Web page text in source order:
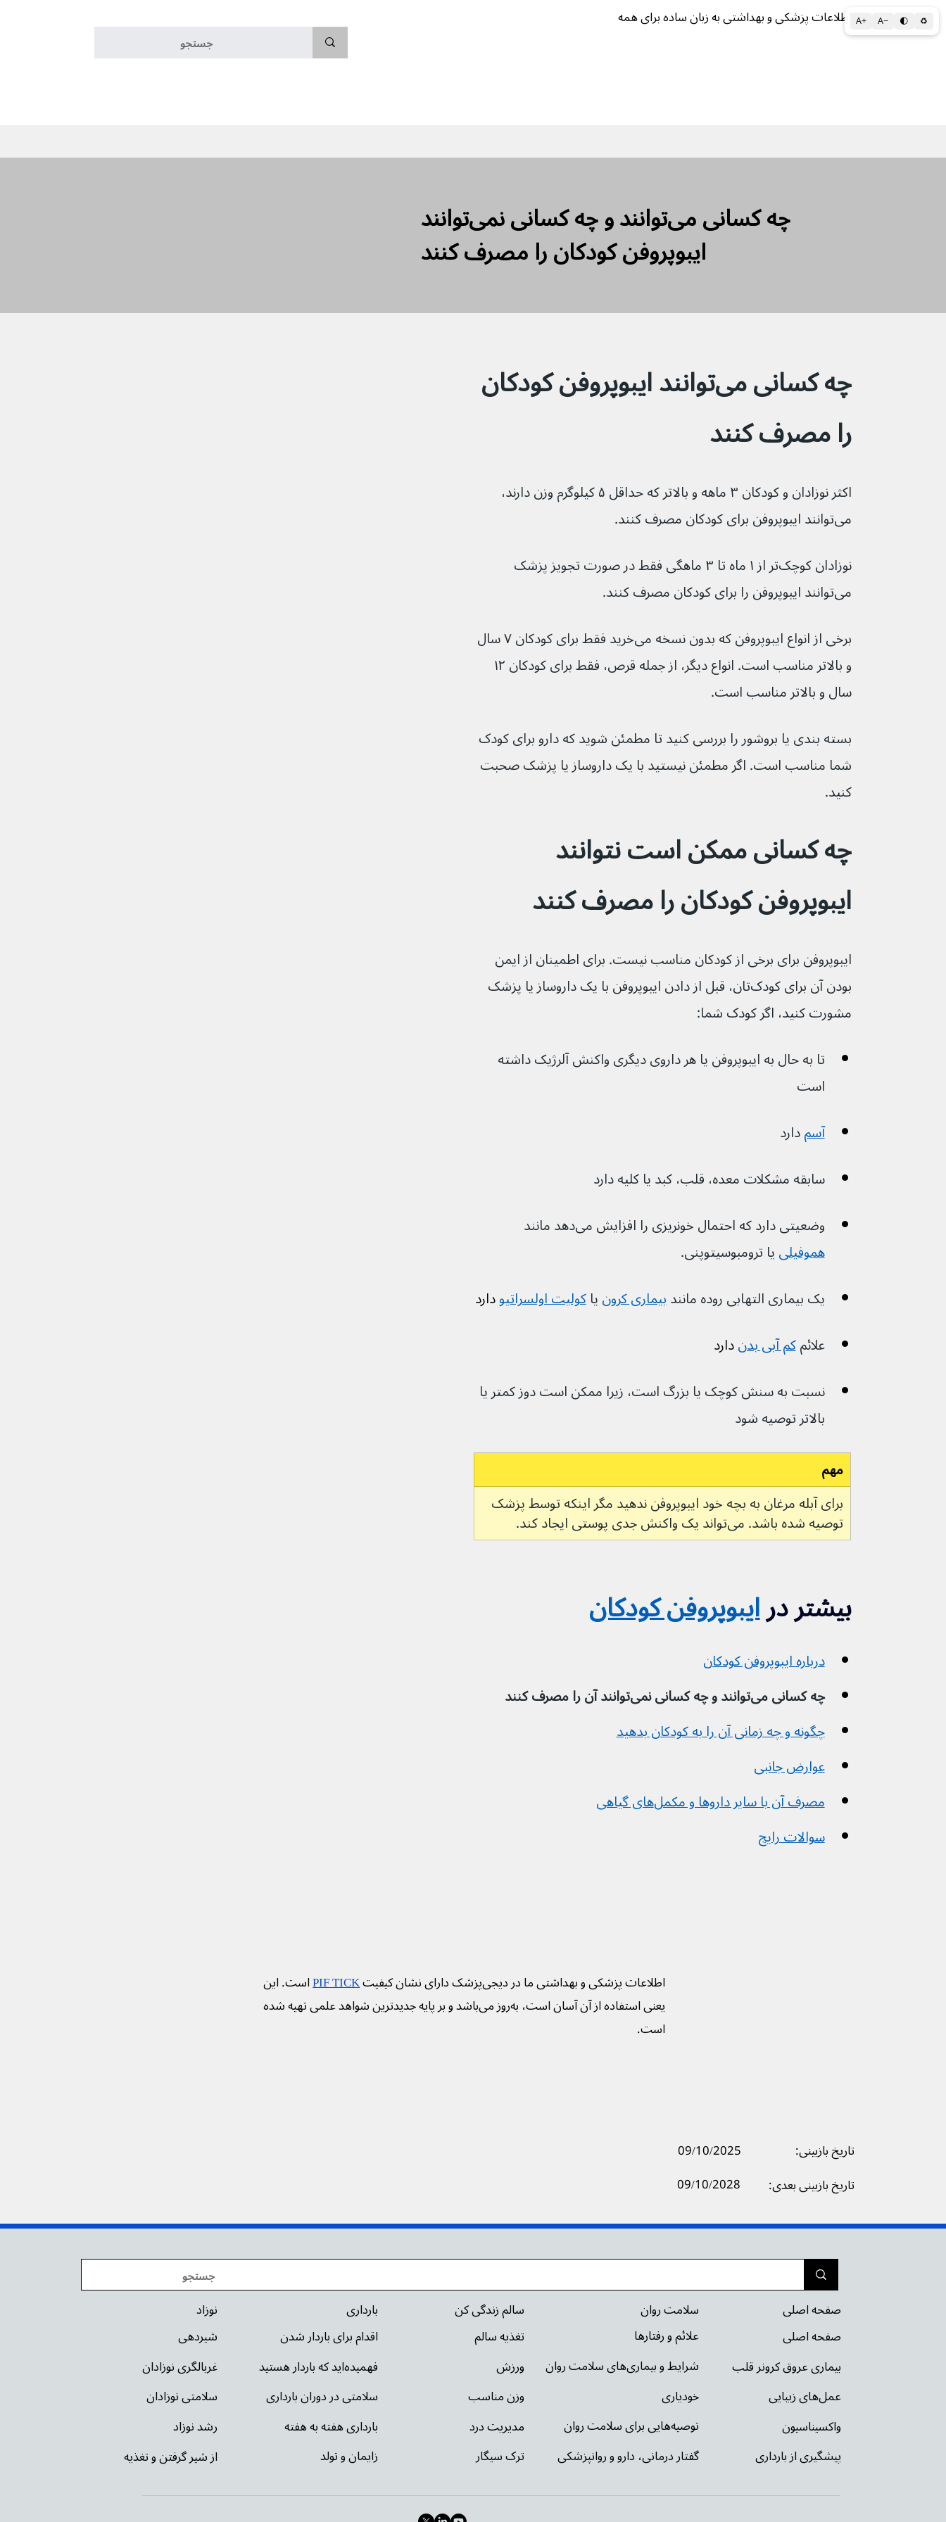
A+ A− 🌓 ♻ اطلاعات پزشکی و بهداشتی به زبان ساده برای همه
چه کسانی می‌توانند و چه کسانی نمی‌توانند
ایبوپروفن کودکان را مصرف کنند
چه کسانی می‌توانند ایبوپروفن کودکان
را مصرف کنند
اکثر نوزادان و کودکان ۳ ماهه و بالاتر که حداقل ۵ کیلوگرم وزن دارند،
می‌توانند ایبوپروفن برای کودکان مصرف کنند.
نوزادان کوچک‌تر از ۱ ماه تا ۳ ماهگی فقط در صورت تجویز پزشک
می‌توانند ایبوپروفن را برای کودکان مصرف کنند.
برخی از انواع ایبوپروفن که بدون نسخه می‌خرید فقط برای کودکان ۷ سال
سال و بالاتر مناسب است.
بسته بندی یا بروشور را بررسی کنید تا مطمئن شوید که دارو برای کودک
شما مناسب است. اگر مطمئن نیستید با یک داروساز یا پزشک صحبت
کنید.
چه کسانی ممکن است نتوانند
ایبوپروفن کودکان را مصرف کنند
ایبوپروفن برای برخی از کودکان مناسب نیست. برای اطمینان از ایمن
بودن آن برای کودک‌تان، قبل از دادن ایبوپروفن با یک داروساز یا پزشک
مشورت کنید، اگر کودک شما:
تا به حال به ایبوپروفن یا هر داروی دیگری واکنش آلرژیک داشته
است
آسم دارد
سابقه مشکلات معده، قلب، کبد یا کلیه دارد
وضعیتی دارد که احتمال خونریزی را افزایش می‌دهد مانند
هموفیلی یا ترومبوسیتوپنی.
یک بیماری التهابی روده مانند بیماری کرون یا کولیت اولسراتیو دارد
علائم کم آبی بدن دارد
نسبت به سنش کوچک یا بزرگ است، زیرا ممکن است دوز کمتر یا
بالاتر توصیه شود
مهم
برای آبله مرغان به بچه خود ایبوپروفن ندهید مگر اینکه توسط پزشک
توصیه شده باشد. می‌تواند یک واکنش جدی پوستی ایجاد کند.
بیشتر درایبوپروفن کودکان
درباره ایبوپروفن کودکان
چه کسانی می‌توانند و چه کسانی نمی‌توانند آن را مصرف کنند
چگونه و چه زمانی آن را به کودکان بدهید
عوارض جانبی
مصرف آن با سایر داروها و مکمل‌های گیاهی
سوالات رایج
اطلاعات پزشکی و بهداشتی ما در دیجی‌پزشک دارای نشان کیفیتPIF TICKاست. این
یعنی استفاده از آن آسان است، به‌روز می‌باشد و بر پایه جدیدترین شواهد علمی تهیه شده
است.
09/10/2025
تاریخ بازبینی:
09/10/2028
تاریخ بازبینی بعدی:
نوزاد
شیردهی
غربالگری نوزادان
سلامتی نوزادان
رشد نوزاد
از شیر گرفتن و تغذیه
بارداری
اقدام برای باردار شدن
فهمیده‌اید که باردار هستید
سلامتی در دوران بارداری
بارداری هفته به هفته
زایمان و تولد
سالم زندگی کن
تغذیه سالم
ورزش
وزن مناسب
مدیریت درد
ترک سیگار
سلامت روان
علائم و رفتارها
شرایط و بیماری‌های سلامت روان
خودیاری
توصیه‌‌هایی برای سلامت روان
گفتار درمانی، دارو و روانپزشکی
صفحه اصلی
صفحه اصلی
بیماری عروق کرونر قلب
عمل‌های زیبایی
واکسیناسیون
پیشگیری از بارداری